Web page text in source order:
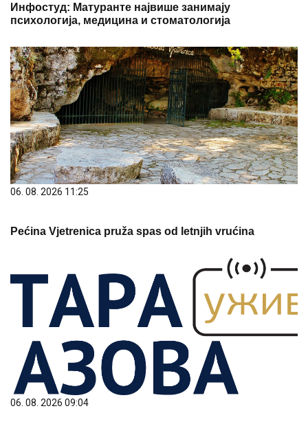
Инфостуд: Матуранте највише занимају
психологија, медицина и стоматологија
06. 08. 2026 11:25
Pećina Vjetrenica pruža spas od letnjih vrućina
06. 08. 2026 09:04